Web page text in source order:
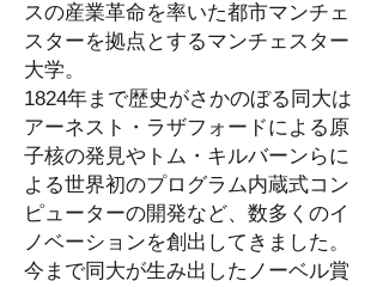
スの産業革命を率いた都市マンチェ
スターを拠点とするマンチェスター
大学。
1824年まで歴史がさかのぼる同大は
アーネスト・ラザフォードによる原
子核の発見やトム・キルバーンらに
よる世界初のプログラム内蔵式コン
ピューターの開発など、数多くのイ
ノベーションを創出してきました。
今まで同大が生み出したノーベル賞